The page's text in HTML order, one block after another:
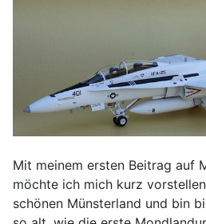
Mit meinem ersten Beitrag auf
möchte ich mich kurz
schönen Münsterland und bin